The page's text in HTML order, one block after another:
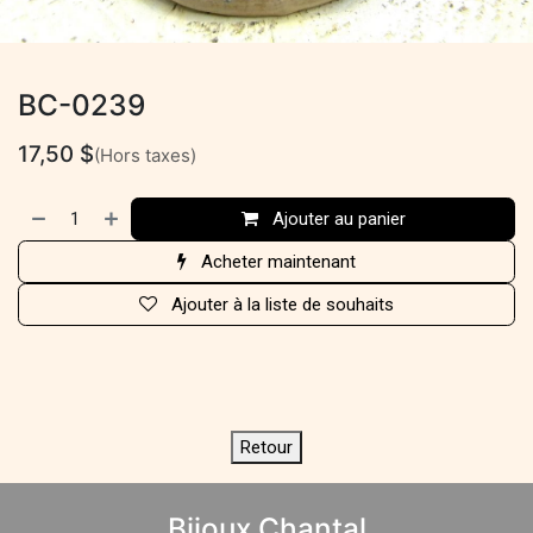
BC-0239
17,50 $(Hors taxes)
Ajouter au panier
Acheter maintenant
Ajouter à la liste de souhaits
Retour